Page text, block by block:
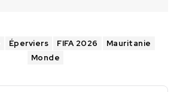
Éperviers FIFA 2026
Mauritanie
Monde